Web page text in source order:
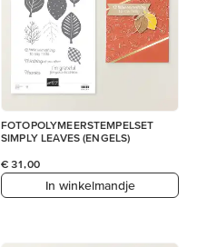
FOTOPOLYMEERSTEMPELSET
SIMPLY LEAVES (ENGELS)
€ 31,00
In winkelmandje